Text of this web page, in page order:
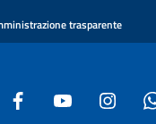
trasparente